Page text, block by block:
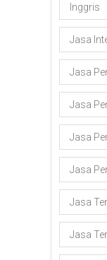
Inggris
Jasa
Jasa
Jasa
Jasa
Jasa
Jasa
Jasa